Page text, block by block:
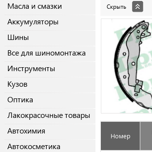
Масла и смазки
Аккумуляторы
Шины
Все для шиномонтажа
Инструменты
Кузов
Оптика
Лакокрасочные товары
Автохимия
Автокосметика
Скрыть
Номер